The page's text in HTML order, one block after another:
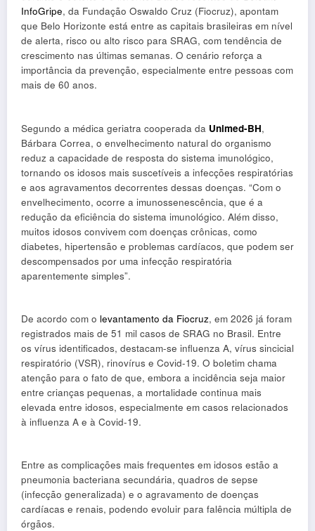
InfoGripe, da Fundação Oswaldo Cruz (Fiocruz), apontam
que Belo Horizonte está entre as capitais brasileiras em nível
de alerta, risco ou alto risco para SRAG, com tendência de
crescimento nas últimas semanas. O cenário reforça a
importância da prevenção, especialmente entre pessoas com
mais de 60 anos.
Segundo a médica geriatra cooperada da Unimed-BH,
Bárbara Correa, o envelhecimento natural do organismo
reduz a capacidade de resposta do sistema imunológico,
tornando os idosos mais suscetíveis a infecções respiratórias
e aos agravamentos decorrentes dessas doenças. “Com o
envelhecimento, ocorre a imunossenescência, que é a
redução da eficiência do sistema imunológico. Além disso,
muitos idosos convivem com doenças crônicas, como
diabetes, hipertensão e problemas cardíacos, que podem ser
descompensados por uma infecção respiratória
aparentemente simples”.
De acordo com o levantamento da Fiocruz, em 2026 já foram
registrados mais de 51 mil casos de SRAG no Brasil. Entre
os vírus identificados, destacam-se influenza A, vírus sincicial
respiratório (VSR), rinovírus e Covid-19. O boletim chama
atenção para o fato de que, embora a incidência seja maior
entre crianças pequenas, a mortalidade continua mais
elevada entre idosos, especialmente em casos relacionados
à influenza A e à Covid-19.
Entre as complicações mais frequentes em idosos estão a
pneumonia bacteriana secundária, quadros de sepse
(infecção generalizada) e o agravamento de doenças
cardíacas e renais, podendo evoluir para falência múltipla de
órgãos.